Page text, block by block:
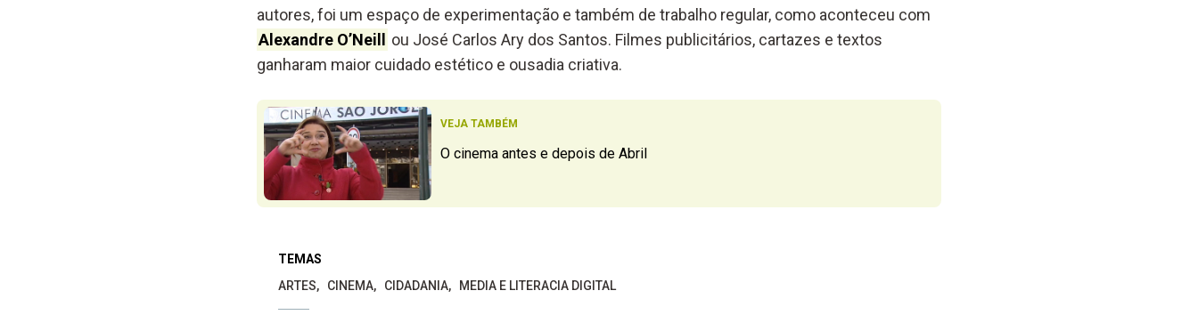
autores, foi um espaço de experimentação e também de trabalho regular, como aconteceu com
Alexandre O’Neill ou José Carlos Ary dos Santos. Filmes publicitários, cartazes e textos
ganharam maior cuidado estético e ousadia criativa.
VEJA TAMBÉM
O cinema antes e depois de Abril
TEMAS
ARTES
CINEMA CIDADANIA MEDIA E LITERACIA DIGITAL